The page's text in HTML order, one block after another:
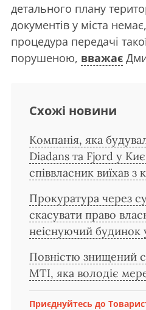
детального плану
документів у міста
процедура передачі
порушеною, вважає
Схожі новини
Компанія, яка
Diadans та Fjord у
співвласник виїхав з
Прокуратура через
скасувати право
неіснуючий будинок
Повністю знищений
MTI, яка володіє
Приєднуйтесь до